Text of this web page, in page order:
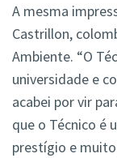
A mesma
Castrillon,
Ambiente. “O
universidade e
acabei por vir
que o Técnico é
prestígio e muito